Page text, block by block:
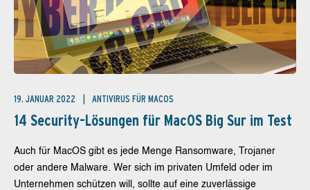
19. JANUAR 2022 ANTIVIRUS FÜR MACOS
14 Security-Lösungen für MacOS Big Sur im Test
Auch für MacOS gibt es jede Menge Ransomware, Trojaner
oder andere Malware. Wer sich im privaten Umfeld oder im
Unternehmen schützen will, sollte auf eine zuverlässige